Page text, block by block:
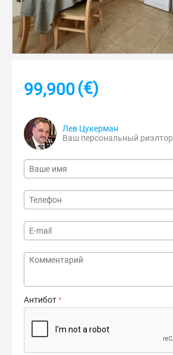
99,900(€)
Лев Цукерман
Ваш персональный риэлтор
Антибот